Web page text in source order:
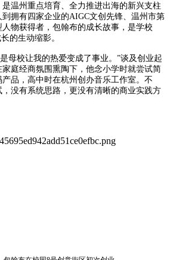
温州重点培育、全力推进出海的新兴支柱
拥有四家企业的AIGC文创先锋、温州市第
物获得者，包翰布的成长故事，是学校
的生动缩影。
母校让我的热爱变成了事业。”谈及创业起
庭经商氛围熏陶下，他念小学时就尝试简
品，高中时在杭州创办音乐工作室。不
没有系统思路，更没有清晰的商业实践方